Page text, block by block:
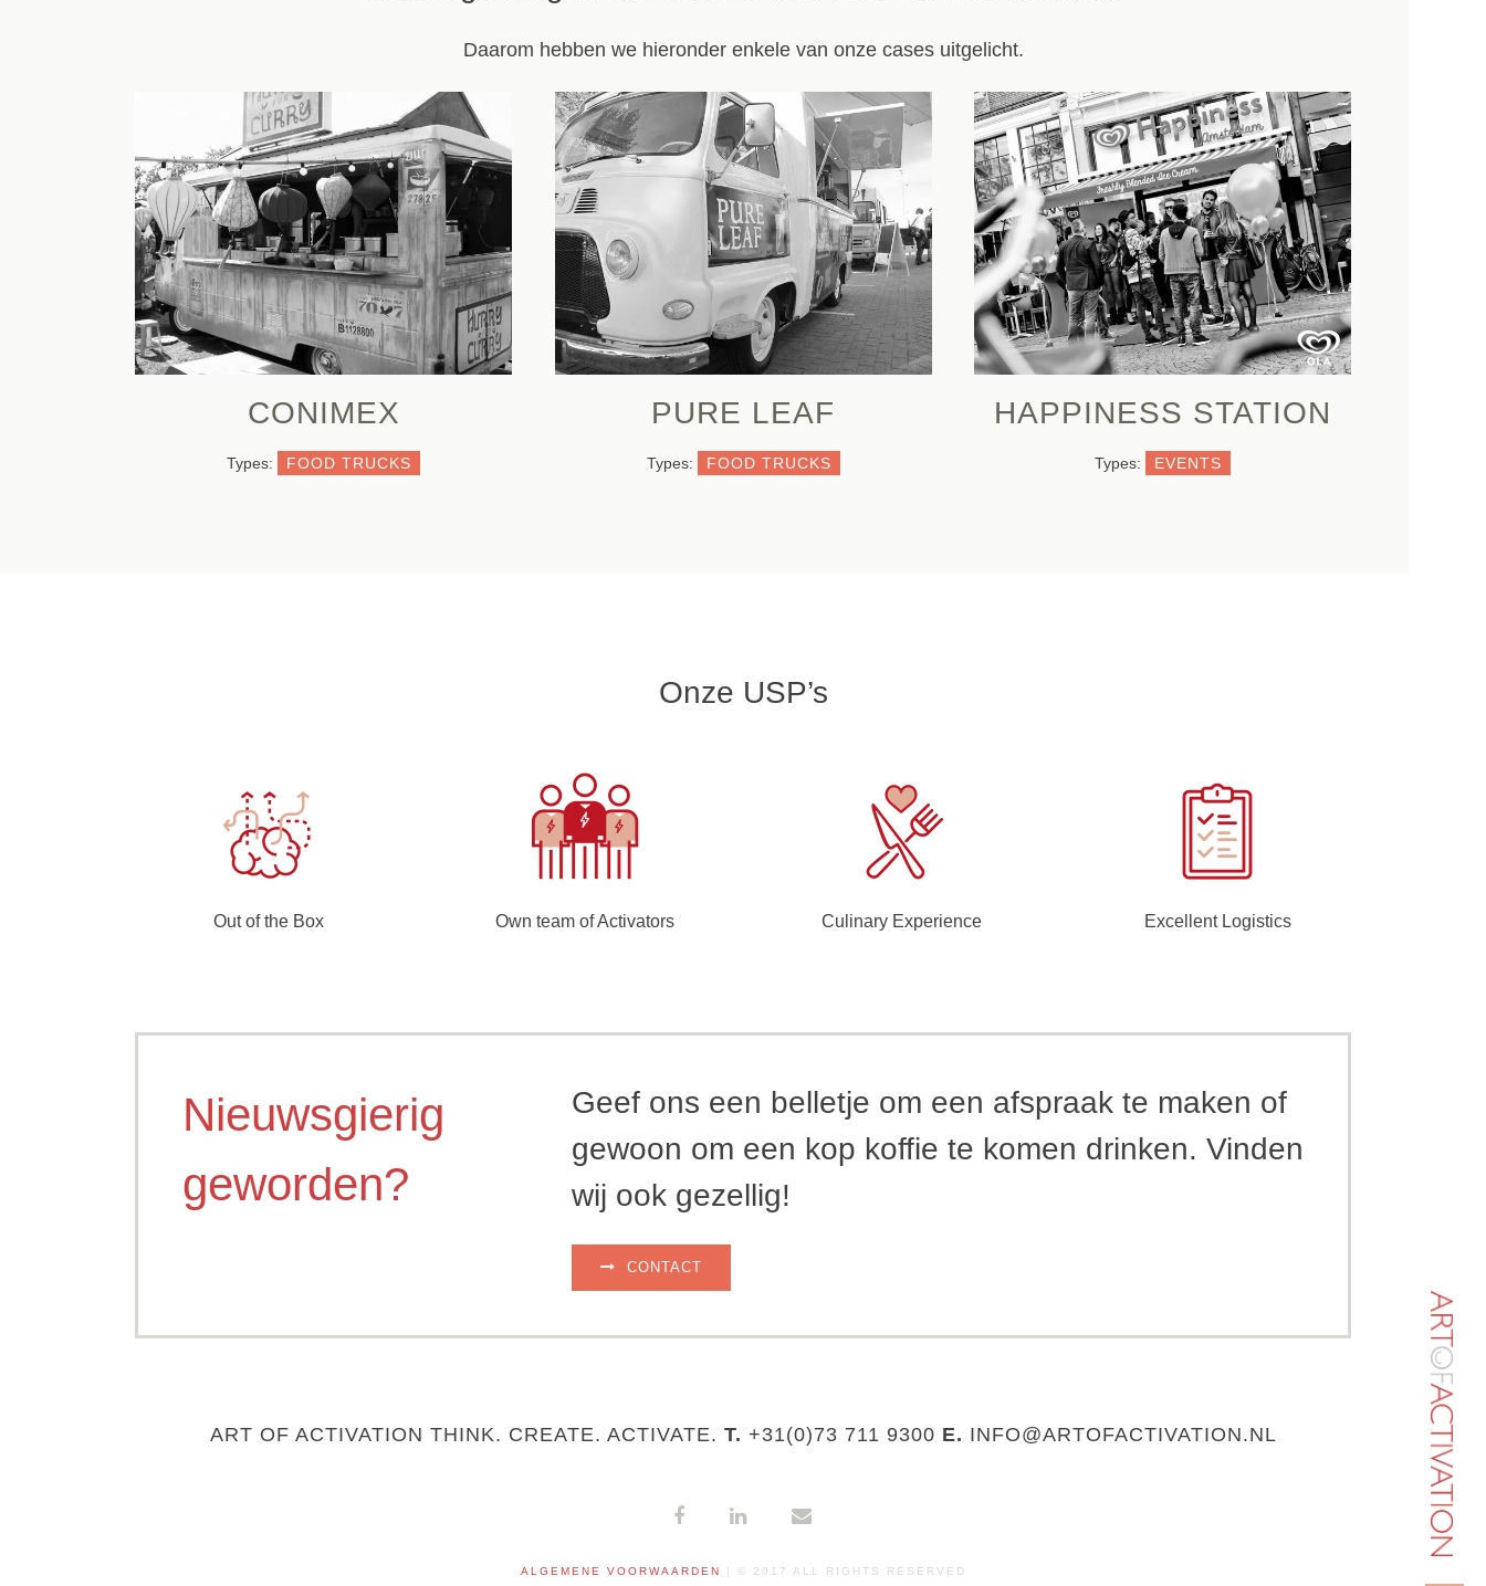
Daarom hebben we hieronder enkele van onze cases uitgelicht.
CONIMEX
Types: FOOD TRUCKS
PURE LEAF
Types: FOOD TRUCKS
HAPPINESS STATION
Types: EVENTS
Onze USP’s
Out of the Box Own team of Activators Culinary Experience Excellent Logistics
Nieuwsgierig
geworden?
Geef ons een belletje om een afspraak te maken of
gewoon om een kop koffie te komen drinken. Vinden
wij ook gezellig!
CONTACT
ART OF ACTIVATION THINK. CREATE. ACTIVATE. T. +31(0)73 711 9300 E. INFO@ARTOFACTIVATION.NL
ALGEMENE VOORWAARDEN | © 2017 ALL RIGHTS RESERVED